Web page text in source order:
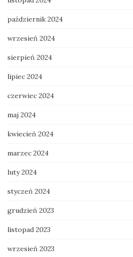
październik 2024
wrzesień 2024
sierpień 2024
lipiec 2024
czerwiec 2024
maj 2024
kwiecień 2024
marzec 2024
luty 2024
styczeń 2024
grudzień 2023
listopad 2023
wrzesień 2023